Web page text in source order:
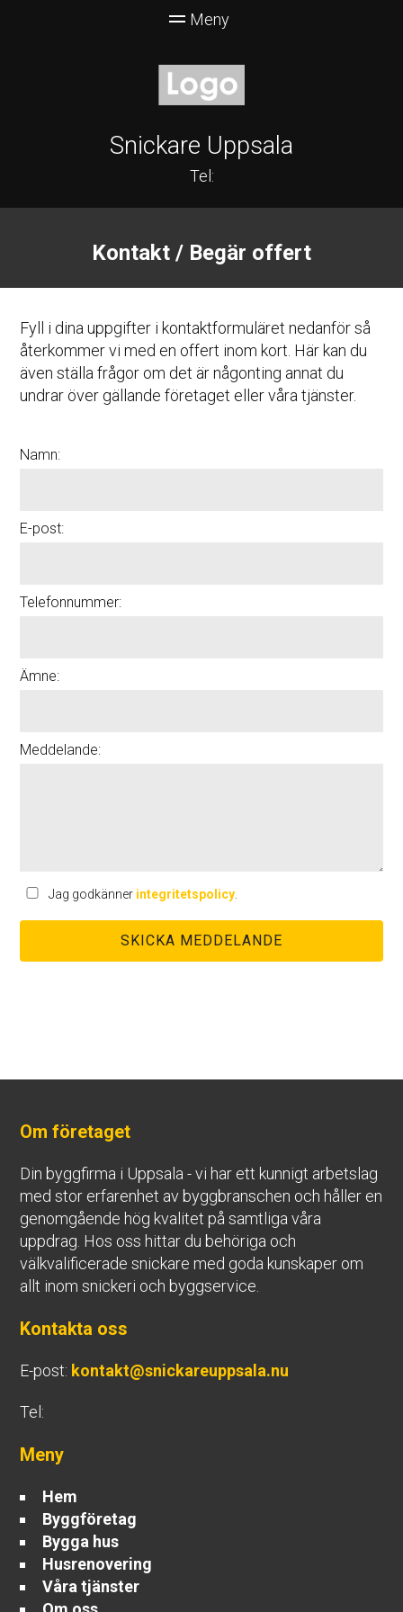
Snickare Uppsala
Tel:
Kontakt / Begär offert
Fyll i dina uppgifter i kontaktformuläret nedanför så
återkommer vi med en offert inom kort. Här kan du
även ställa frågor om det är någonting annat du
undrar över gällande företaget eller våra tjänster.
Namn:
E-post:
Telefonnummer:
Ämne:
Meddelande:
Jag godkänner integritetspolicy.
Om företaget
Din byggfirma i Uppsala - vi har ett kunnigt arbetslag
med stor erfarenhet av byggbranschen och håller en
genomgående hög kvalitet på samtliga våra
uppdrag. Hos oss hittar du behöriga och
välkvalificerade snickare med goda kunskaper om
allt inom snickeri och byggservice.
Kontakta oss
E-post: kontakt@snickareuppsala.nu
Tel:
Meny
Hem
Byggföretag
Bygga hus
Husrenovering
Våra tjänster